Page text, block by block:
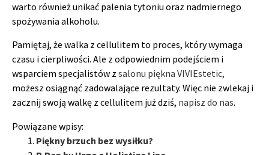
warto również unikać palenia tytoniu oraz nadmiernego
spożywania alkoholu.
Pamiętaj, że walka z cellulitem to proces, który wymaga
czasu i cierpliwości. Ale z odpowiednim podejściem i
wsparciem specjalistów z salonu piękna VIVIEstetic,
możesz osiągnąć zadowalające rezultaty. Więc nie zwlekaj i
zacznij swoją walkę z cellulitem już dziś, napisz do nas.
Powiązane wpisy:
Piękny brzuch bez wysiłku?